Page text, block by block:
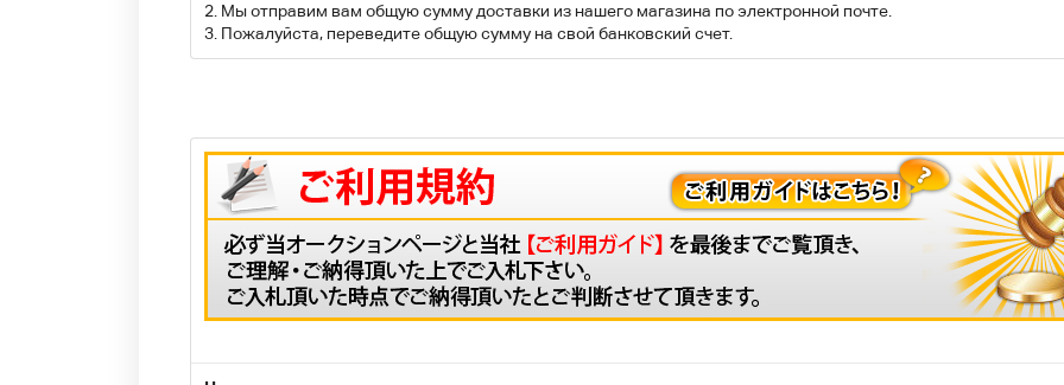
2. Мы отправим вам общую сумму доставки из нашего магазина по электронной почте.
3. Пожалуйста, переведите общую сумму на свой банковский счет.